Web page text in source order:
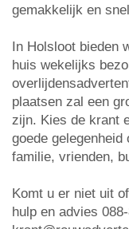
gemakkelijk en
In Holsloot bieden
huis wekelijks
plaatsen zal een
zijn. Kies de krant
goede
familie, vrienden,
Komt u er niet uit
hulp en advies